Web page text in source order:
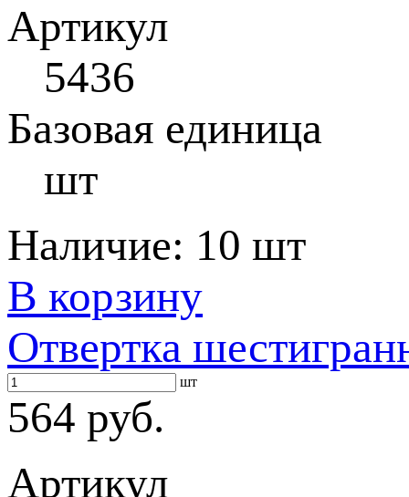
Артикул
5436
Базовая единица
шт
Наличие: 10 шт
В корзину
Отвертка
шт
564 руб.
Артикул